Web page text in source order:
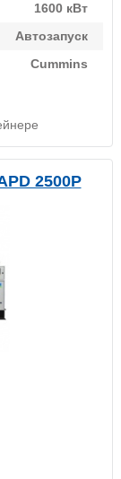
1600 кВт
Автозапуск
Cummins
2500P